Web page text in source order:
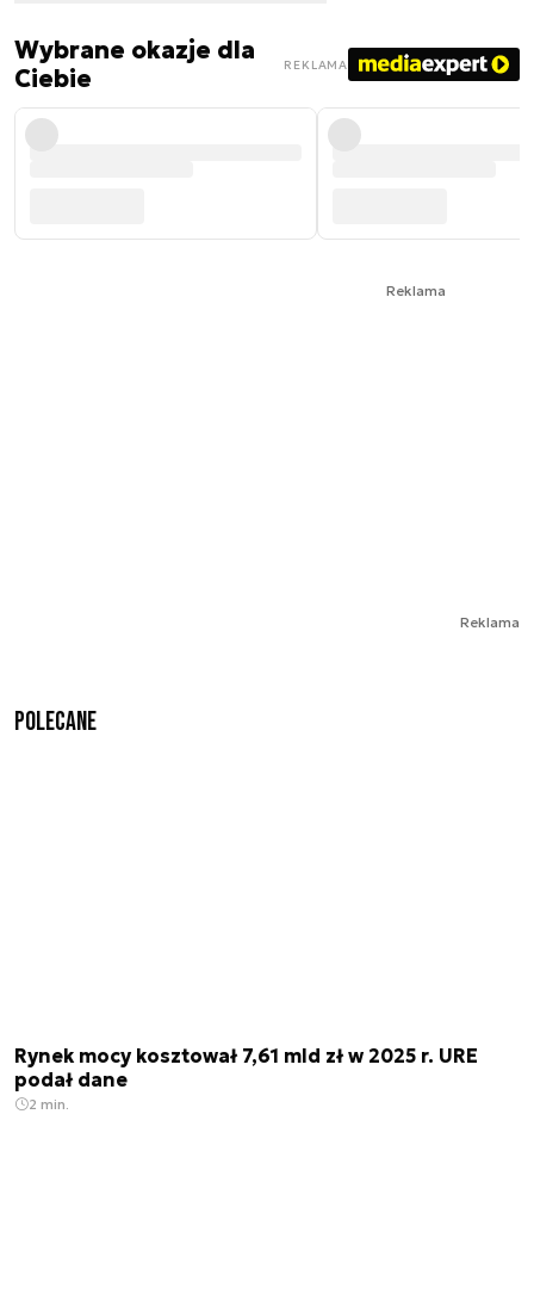
Wybrane okazje dla
Ciebie
REKLAMA
Reklama
Reklama
Polecane
Rynek mocy kosztował 7,61 mld zł w 2025 r. URE
podał dane
2 min.